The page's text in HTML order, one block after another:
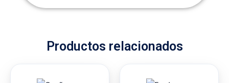
Productos relacionados